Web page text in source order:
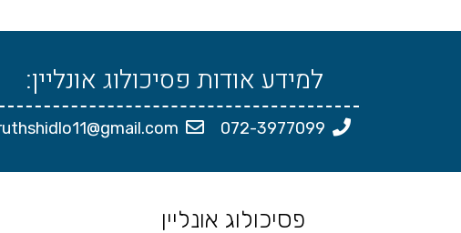
למידע אודות פסיכולוג אונליין:
072-3977099
פסיכולוג אונליין